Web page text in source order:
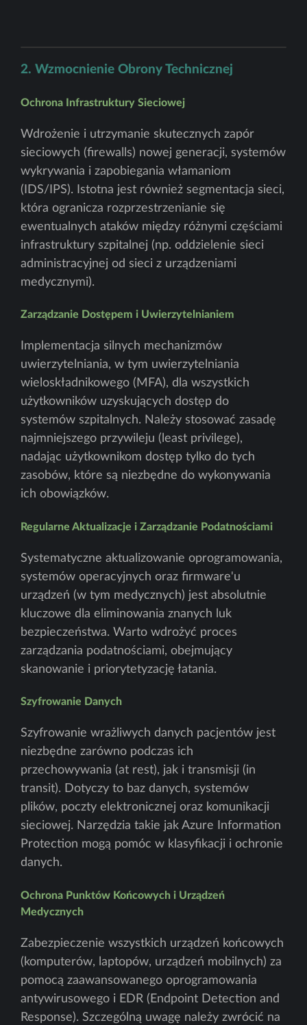
2. Wzmocnienie Obrony Technicznej
Ochrona Infrastruktury Sieciowej
Wdrożenie i utrzymanie skutecznych zapór
sieciowych (firewalls) nowej generacji, systemów
wykrywania i zapobiegania włamaniom
(IDS/IPS). Istotna jest również segmentacja sieci,
która ogranicza rozprzestrzenianie się
ewentualnych ataków między różnymi częściami
infrastruktury szpitalnej (np. oddzielenie sieci
administracyjnej od sieci z urządzeniami
medycznymi).
Zarządzanie Dostępem i Uwierzytelnianiem
Implementacja silnych mechanizmów
uwierzytelniania, w tym uwierzytelniania
wieloskładnikowego (MFA), dla wszystkich
użytkowników uzyskujących dostęp do
systemów szpitalnych. Należy stosować zasadę
najmniejszego przywileju (least privilege),
nadając użytkownikom dostęp tylko do tych
zasobów, które są niezbędne do wykonywania
ich obowiązków.
Regularne Aktualizacje i Zarządzanie Podatnościami
Systematyczne aktualizowanie oprogramowania,
systemów operacyjnych oraz firmware'u
urządzeń (w tym medycznych) jest absolutnie
kluczowe dla eliminowania znanych luk
bezpieczeństwa. Warto wdrożyć proces
zarządzania podatnościami, obejmujący
skanowanie i priorytetyzację łatania.
Szyfrowanie Danych
Szyfrowanie wrażliwych danych pacjentów jest
niezbędne zarówno podczas ich
przechowywania (at rest), jak i transmisji (in
transit). Dotyczy to baz danych, systemów
plików, poczty elektronicznej oraz komunikacji
sieciowej. Narzędzia takie jak Azure Information
Protection mogą pomóc w klasyfikacji i ochronie
danych.
Ochrona Punktów Końcowych i Urządzeń
Medycznych
Zabezpieczenie wszystkich urządzeń końcowych
(komputerów, laptopów, urządzeń mobilnych) za
pomocą zaawansowanego oprogramowania
antywirusowego i EDR (Endpoint Detection and
Response). Szczególną uwagę należy zwrócić na